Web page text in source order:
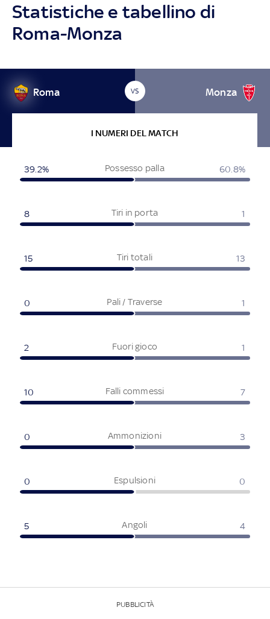
Statistiche e tabellino di
Roma-Monza
Roma VS Monza
I NUMERI DEL MATCH
Possesso palla
39.2% 60.8%
Tiri in porta
8 1
Tiri totali
15 13
Pali / Traverse
0 1
Fuori gioco
2 1
Falli commessi
10 7
Ammonizioni
0 3
Espulsioni
0 0
Angoli
5 4
PUBBLICITÀ